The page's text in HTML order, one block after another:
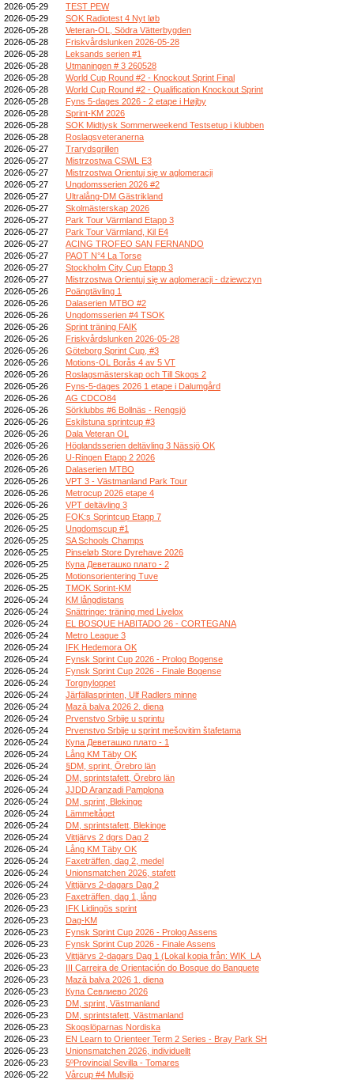
2026-05-29
TEST PEW
2026-05-29
SOK Radiotest 4 Nyt løb
2026-05-28
Veteran-OL, Södra Vätterbygden
2026-05-28
Friskvårdslunken 2026-05-28
2026-05-28
Leksands serien #1
2026-05-28
Utmaningen # 3 260528
2026-05-28
World Cup Round #2 - Knockout Sprint Final
2026-05-28
World Cup Round #2 - Qualification Knockout Sprint
2026-05-28
Fyns 5-dages 2026 - 2 etape i Højby
2026-05-28
Sprint-KM 2026
2026-05-28
SOK Midtjysk Sommerweekend Testsetup i klubben
2026-05-28
Roslagsveteranerna
2026-05-27
Trarydsgrillen
2026-05-27
Mistrzostwa CSWL E3
2026-05-27
Mistrzostwa Orientuj się w aglomeracji
2026-05-27
Ungdomsserien 2026 #2
2026-05-27
Ultralång-DM Gästrikland
2026-05-27
Skolmästerskap 2026
2026-05-27
Park Tour Värmland Etapp 3
2026-05-27
Park Tour Värmland, Kil E4
2026-05-27
ACING TROFEO SAN FERNANDO
2026-05-27
PAOT N°4 La Torse
2026-05-27
Stockholm City Cup Etapp 3
2026-05-27
Mistrzostwa Orientuj się w aglomeracji - dziewczyn
2026-05-26
Poängtävling 1
2026-05-26
Dalaserien MTBO #2
2026-05-26
Ungdomsserien #4 TSOK
2026-05-26
Sprint träning FAIK
2026-05-26
Friskvårdslunken 2026-05-28
2026-05-26
Göteborg Sprint Cup, #3
2026-05-26
Motions-OL Borås 4 av 5 VT
2026-05-26
Roslagsmästerskap och Till Skogs 2
2026-05-26
Fyns-5-dages 2026 1 etape i Dalumgård
2026-05-26
AG CDCO84
2026-05-26
Sörklubbs #6 Bollnäs - Rengsjö
2026-05-26
Eskilstuna sprintcup #3
2026-05-26
Dala Veteran OL
2026-05-26
Höglandsserien deltävling 3 Nässjö OK
2026-05-26
U-Ringen Etapp 2 2026
2026-05-26
Dalaserien MTBO
2026-05-26
VPT 3 - Västmanland Park Tour
2026-05-26
Metrocup 2026 etape 4
2026-05-26
VPT deltävling 3
2026-05-25
FOK:s Sprintcup Etapp 7
2026-05-25
Ungdomscup #1
2026-05-25
SA Schools Champs
2026-05-25
Pinseløb Store Dyrehave 2026
2026-05-25
Купа Деветашко плато - 2
2026-05-25
Motionsorientering Tuve
2026-05-25
TMOK Sprint-KM
2026-05-24
KM långdistans
2026-05-24
Snättringe: träning med Livelox
2026-05-24
EL BOSQUE HABITADO 26 - CORTEGANA
2026-05-24
Metro League 3
2026-05-24
IFK Hedemora OK
2026-05-24
Fynsk Sprint Cup 2026 - Prolog Bogense
2026-05-24
Fynsk Sprint Cup 2026 - Finale Bogense
2026-05-24
Torgnyloppet
2026-05-24
Järfällasprinten, Ulf Radlers minne
2026-05-24
Mazā balva 2026 2. diena
2026-05-24
Prvenstvo Srbije u sprintu
2026-05-24
Prvenstvo Srbije u sprint mešovitim štafetama
2026-05-24
Купа Деветашко плато - 1
2026-05-24
Lång KM Täby OK
2026-05-24
§DM, sprint, Örebro län
2026-05-24
DM, sprintstafett, Örebro län
2026-05-24
JJDD Aranzadi Pamplona
2026-05-24
DM, sprint, Blekinge
2026-05-24
Lämmeltåget
2026-05-24
DM, sprintstafett, Blekinge
2026-05-24
Vittjärvs 2 dgrs Dag 2
2026-05-24
Lång KM Täby OK
2026-05-24
Faxeträffen, dag 2, medel
2026-05-24
Unionsmatchen 2026, stafett
2026-05-24
Vittjärvs 2-dagars Dag 2
2026-05-23
Faxeträffen, dag 1, lång
2026-05-23
IFK Lidingös sprint
2026-05-23
Dag-KM
2026-05-23
Fynsk Sprint Cup 2026 - Prolog Assens
2026-05-23
Fynsk Sprint Cup 2026 - Finale Assens
2026-05-23
Vittjärvs 2-dagars Dag 1 (Lokal kopia från: WIK_LA
2026-05-23
III Carreira de Orientación do Bosque do Banquete
2026-05-23
Mazā balva 2026 1. diena
2026-05-23
Купа Севлиево 2026
2026-05-23
DM, sprint, Västmanland
2026-05-23
DM, sprintstafett, Västmanland
2026-05-23
Skogslöparnas Nordiska
2026-05-23
EN Learn to Orienteer Term 2 Series - Bray Park SH
2026-05-23
Unionsmatchen 2026, individuellt
2026-05-23
5ºProvincial Sevilla - Tomares
2026-05-22
Vårcup #4 Mullsjö